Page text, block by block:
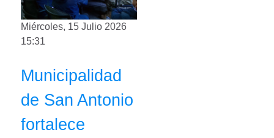
Miércoles, 15 Julio 2026
15:31
Municipalidad
de San Antonio
fortalece